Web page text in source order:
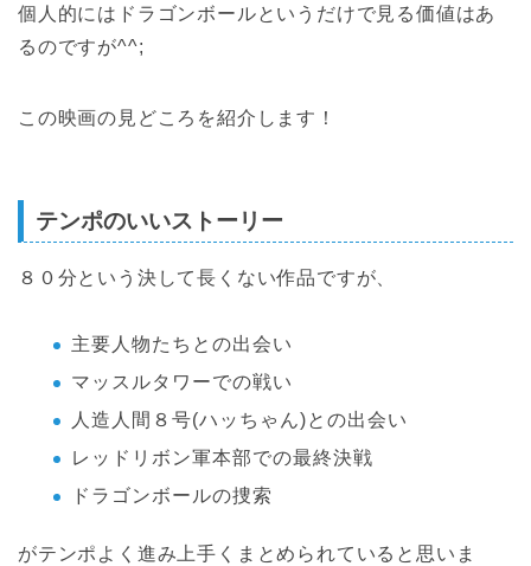
個人的にはドラゴンボールというだけで見る価値はあ
るのですが^^;
この映画の見どころを紹介します！
テンポのいいストーリー
８０分という決して長くない作品ですが、
主要人物たちとの出会い
マッスルタワーでの戦い
人造人間８号(ハッちゃん)との出会い
レッドリボン軍本部での最終決戦
ドラゴンボールの捜索
がテンポよく進み上手くまとめられていると思いま